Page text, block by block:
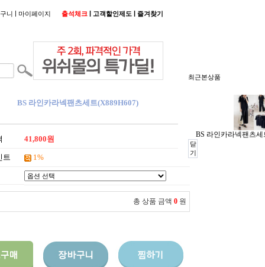
최근본상품
BS 라인카라넥팬츠세
닫
기
니 | 마이페이지 출석체크 | 고객할인제도 | 즐겨찾기
BS 라인카라넥팬츠세트(X889H607)
41,800원
트 1%
총 상품 금액 0 원